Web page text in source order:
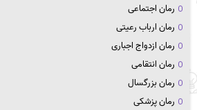
رمان اجتماعی
رمان ارباب رعیتی
رمان ازدواج اجباری
رمان انتقامی
رمان بزرگسال
رمان پزشکی